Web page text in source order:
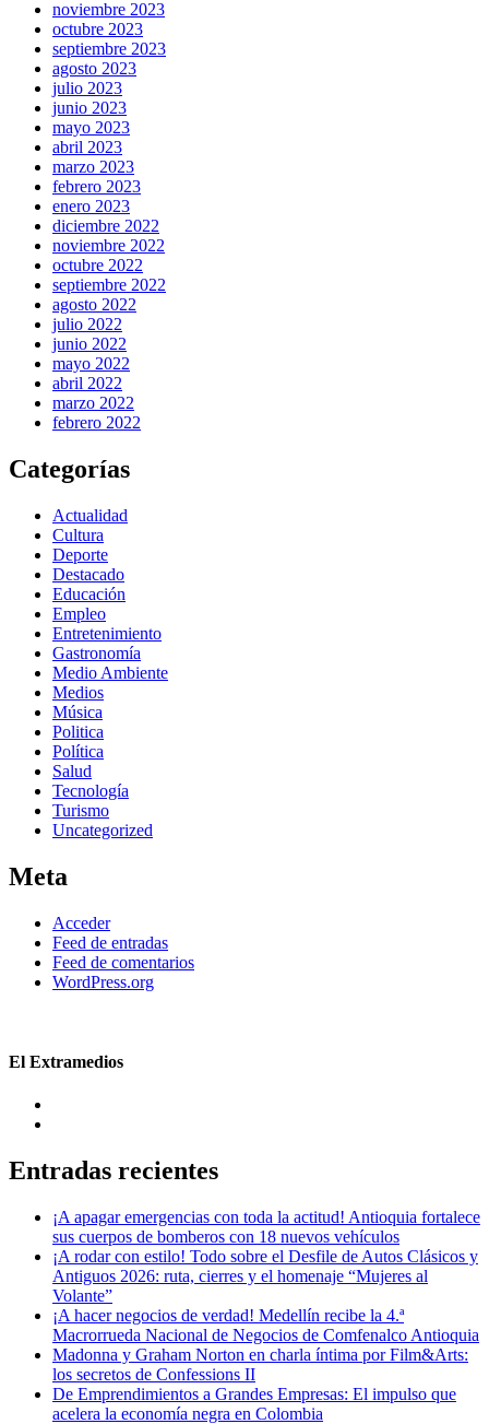
noviembre 2023
octubre 2023
septiembre 2023
agosto 2023
julio 2023
junio 2023
mayo 2023
abril 2023
marzo 2023
febrero 2023
enero 2023
diciembre 2022
noviembre 2022
octubre 2022
septiembre 2022
agosto 2022
julio 2022
junio 2022
mayo 2022
abril 2022
marzo 2022
febrero 2022
Categorías
Actualidad
Cultura
Deporte
Destacado
Educación
Empleo
Entretenimiento
Gastronomía
Medio Ambiente
Medios
Música
Politica
Política
Salud
Tecnología
Turismo
Uncategorized
Meta
Acceder
Feed de entradas
Feed de comentarios
WordPress.org
El Extramedios
Entradas recientes
¡A apagar emergencias con toda la actitud! Antioquia fortalece
sus cuerpos de bomberos con 18 nuevos vehículos
¡A rodar con estilo! Todo sobre el Desfile de Autos Clásicos y
Antiguos 2026: ruta, cierres y el homenaje “Mujeres al
Volante”
¡A hacer negocios de verdad! Medellín recibe la 4.ª
Macrorrueda Nacional de Negocios de Comfenalco Antioquia
Madonna y Graham Norton en charla íntima por Film&Arts:
los secretos de Confessions II
De Emprendimientos a Grandes Empresas: El impulso que
acelera la economía negra en Colombia